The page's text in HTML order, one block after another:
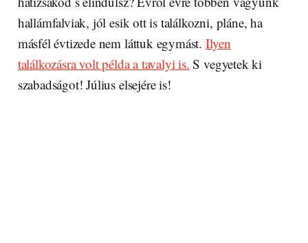
hallámfalviak, jól esik ott is találkozni, pláne, ha
másfél évtizede nem láttuk egymást. Ilyen
találkozásra volt példa a tavalyi is. S vegyetek ki
szabadságot! Július elsejére is!